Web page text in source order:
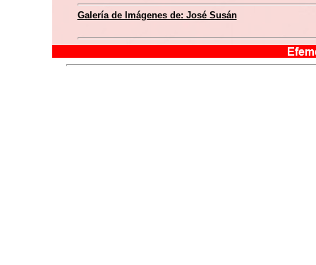
Galería de Imágenes de: José Susán